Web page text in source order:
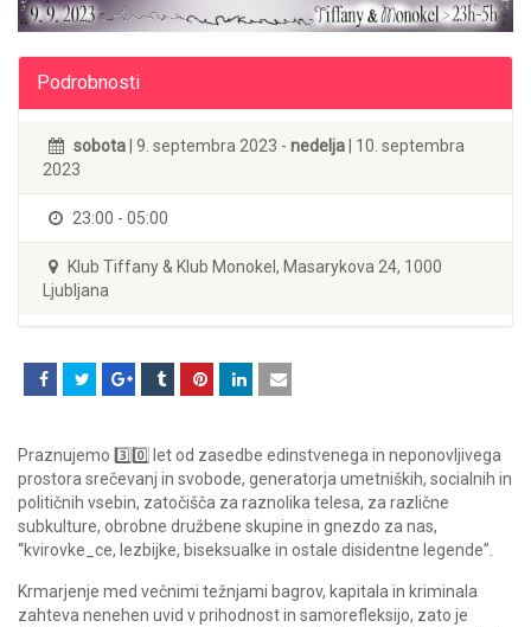
Podrobnosti
sobota | 9. septembra 2023 - nedelja | 10. septembra
2023
23:00 - 05:00
Klub Tiffany & Klub Monokel, Masarykova 24, 1000
Ljubljana
Praznujemo 3️⃣0️⃣ let od zasedbe edinstvenega in neponovljivega
prostora srečevanj in svobode, generatorja umetniških, socialnih in
političnih vsebin, zatočišča za raznolika telesa, za različne
subkulture, obrobne družbene skupine in gnezdo za nas,
“kvirovke_ce, lezbijke, biseksualke in ostale disidentne legende”.
Krmarjenje med večnimi težnjami bagrov, kapitala in kriminala
zahteva nenehen uvid v prihodnost in samorefleksijo, zato je